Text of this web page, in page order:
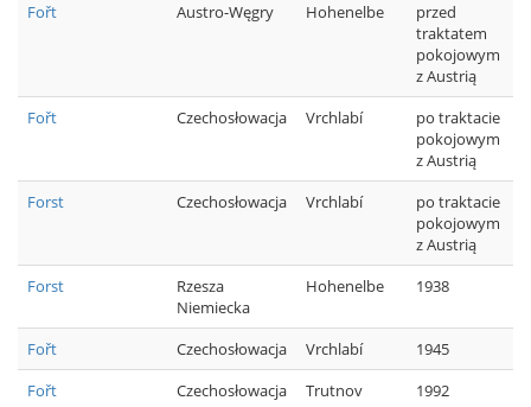
Fořt
Austro-Węgry Hohenelbe
przed
traktatem
pokojowym
z Austrią
Fořt
Czechosłowacja Vrchlabí
po traktacie
pokojowym
z Austrią
Forst
Czechosłowacja Vrchlabí
po traktacie
pokojowym
z Austrią
Forst
Rzesza
Niemiecka
Hohenelbe 1938
Fořt Czechosłowacja Vrchlabí
1945
Fořt
Czechosłowacja Trutnov
1992